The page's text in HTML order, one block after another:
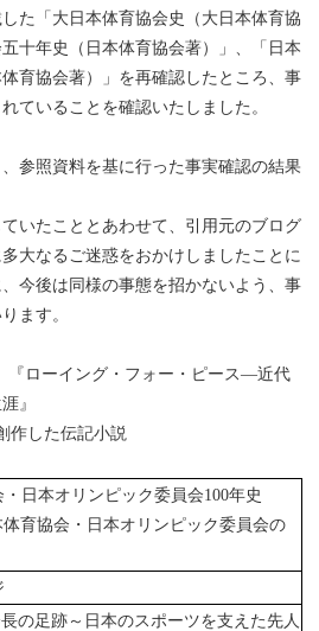
た「大日本体育協会史（大日本体育協
十年史（日本体育協会著）」、「日本
育協会著）」を再確認したところ、事
ていることを確認いたしました。
参照資料を基に行った事実確認の結果
いたこととあわせて、引用元のブログ
大なるご迷惑をおかけしましたことに
今後は同様の事態を招かないよう、事
ます。
『ローイング・フォー・ピース―近代
』
した伝記小説
・日本オリンピック委員会100年史
育協会・日本オリンピック委員会の
の足跡～日本のスポーツを支えた先人